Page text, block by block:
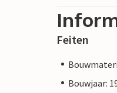
Feiten
Bouwjaar: